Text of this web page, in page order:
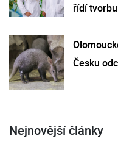
řídí
Česku
Nejnovější články